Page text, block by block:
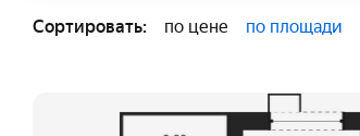
Сортировать: по цене по площади